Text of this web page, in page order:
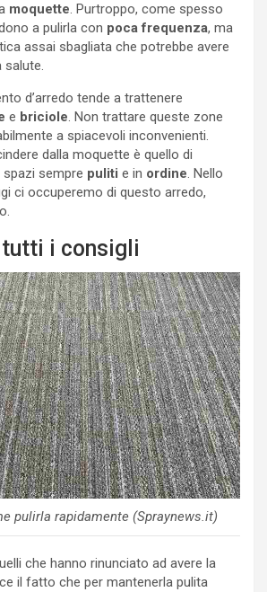
moquette. Purtroppo, come spesso
a pulirla con poca frequenza, ma
assai sbagliata che potrebbe avere
d’arredo tende a trattenere
e briciole. Non trattare queste zone
a spiacevoli inconvenienti.
dalla moquette è quello di
sempre puliti e in ordine. Nello
ci occuperemo di questo arredo,
i consigli
pulirla rapidamente (Spraynews.it)
che hanno rinunciato ad avere la
il fatto che per mantenerla pulita